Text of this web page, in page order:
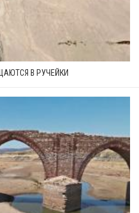
В РУЧЕЙКИ